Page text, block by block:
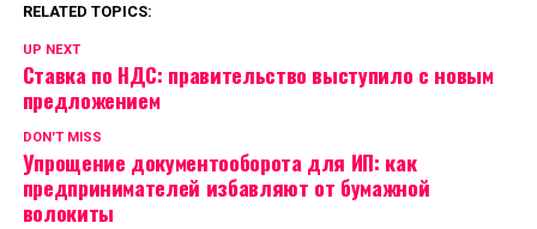
RELATED TOPICS:
UP NEXT
Ставка по НДС: правительство выступило с новым
предложением
DON'T MISS
Упрощение документооборота для ИП: как
предпринимателей избавляют от бумажной
волокиты